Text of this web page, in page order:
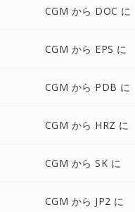
CGM から DOC に
CGM から EPS に
CGM から PDB に
CGM から HRZ に
CGM から SK に
CGM から JP2 に